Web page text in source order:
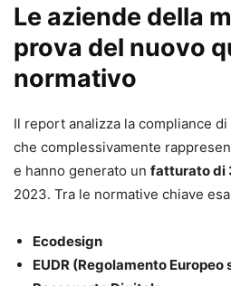
Le aziende della
prova del nuovo
normativo
Il report analizza la compliance di
che complessivamente
e hanno generato un fatturato di
2023. Tra le normative chiave
Ecodesign
EUDR (Regolamento